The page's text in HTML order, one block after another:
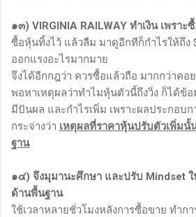
๑๓) VIRGINIA RAILWAY ทำเงิน เพราะ
ซื้อหุ้นทิ้งไว้ แล้วลืม มาดูอีกทีก็กำไรให้ถึง
ออกแรงอะไรมากมาย
จึงได้อีกกฎว่า ควรซื้อแล้วถือ มากกว่าคอ
พอหาเหตุผลว่าทำไมหุ้นตัวนี้ถึงวิ่ง ก็ได้ข้
มีปันผล และกำไรเพิ่ม เพราะผลประกอบ
กระจ่างว่า เหตุผลที่ราคาหุ้นปรับตัวเพิ่ม
ฐาน
๑๔) จึงมุมานะศึกษา และปรับ Mindset
ด้านพื้นฐาน
ใช้เวลาหลายชั่วโมงหลังการซื้อขาย ทำก